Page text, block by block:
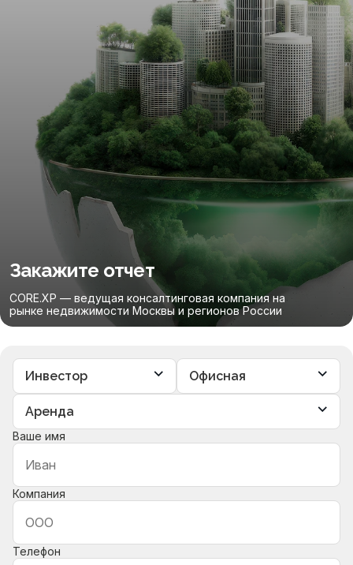
Закажите отчет
CORE.XP — ведущая консалтинговая компания на
рынке недвижимости Москвы и регионов России
Ваше имя
Компания
Телефон